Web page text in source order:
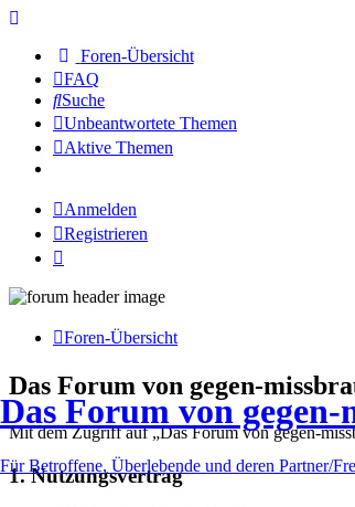
Foren-Übersicht
FAQ
Suche
Unbeantwortete Themen
Aktive Themen
Anmelden
Registrieren
Das Forum von gegen-
Für Betroffene, Überlebende und deren Partner/
Foren-Übersicht
Das Forum von gegen-
Mit dem Zugriff auf „Das Forum von gegen-
1. Nutzungsvertrag